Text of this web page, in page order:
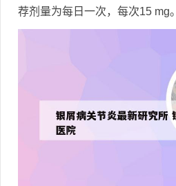
荐剂量为每日一次，每次15 mg。